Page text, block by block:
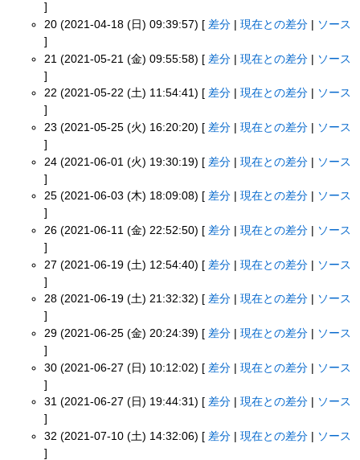
]
20 (2021-04-18 (日) 09:39:57) [ 差分 |現在との差分
ソース
]
21 (2021-05-21 (金) 09:55:58) [ 差分 |現在との差分 | ソース
]
22 (2021-05-22 (土) 11:54:41) [ 差分 |現在との差分
ソース
]
23 (2021-05-25 (火) 16:20:20) [ 差分 |現在との差分
ソース
]
24 (2021-06-01 (火) 19:30:19) [ 差分 |現在との差分 | ソース
]
25 (2021-06-03 (木) 18:09:08) [ 差分 |現在との差分
ソース
]
26 (2021-06-11 (金) 22:52:50) [ 差分 |現在との差分
ソース
]
27 (2021-06-19 (土) 12:54:40) [ 差分 |現在との差分 | ソース
]
28 (2021-06-19 (土) 21:32:32) [ 差分 |現在との差分
ソース
]
29 (2021-06-25 (金) 20:24:39) [ 差分 |現在との差分
ソース
]
30 (2021-06-27 (日) 10:12:02) [ 差分 |現在との差分 | ソース
]
31 (2021-06-27 (日) 19:44:31) [ 差分 |現在との差分
ソース
]
32 (2021-07-10 (土) 14:32:06) [ 差分 |現在との差分
ソース
]